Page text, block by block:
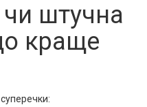
штучна
краще